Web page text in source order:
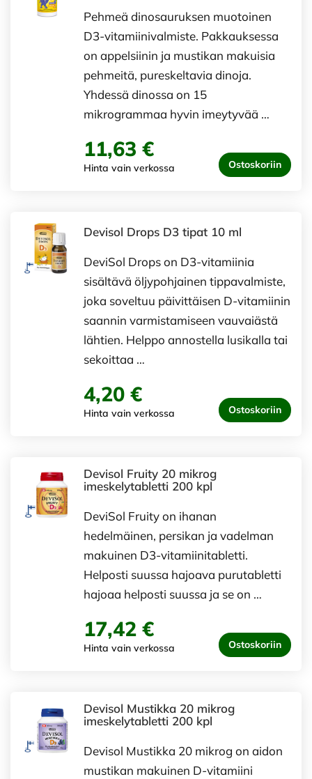
Pehmeä dinosauruksen muotoinen
D3-vitamiinivalmiste. Pakkauksessa
on appelsiinin ja mustikan makuisia
pehmeitä, pureskeltavia dinoja.
Yhdessä dinossa on 15
mikrogrammaa hyvin imeytyvää …
11,63 €
Hinta vain verkossa Ostoskoriin
Devisol Drops D3 tipat 10 ml
DeviSol Drops on D3-vitamiinia
sisältävä öljypohjainen tippavalmiste,
joka soveltuu päivittäisen D-vitamiinin
saannin varmistamiseen vauvaiästä
lähtien. Helppo annostella lusikalla tai
sekoittaa …
4,20 €
Hinta vain verkossa Ostoskoriin
Devisol Fruity 20 mikrog
imeskelytabletti 200 kpl
DeviSol Fruity on ihanan
hedelmäinen, persikan ja vadelman
makuinen D3-vitamiinitabletti.
Helposti suussa hajoava purutabletti
hajoaa helposti suussa ja se on …
17,42 €
Hinta vain verkossa Ostoskoriin
Devisol Mustikka 20 mikrog
imeskelytabletti 200 kpl
Devisol Mustikka 20 mikrog on aidon
mustikan makuinen D-vitamiini